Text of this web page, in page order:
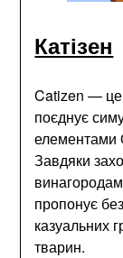
Катізен
Catizen — це
поєднує
елементами
Завдяки
пропонує
казуальних
тварин.